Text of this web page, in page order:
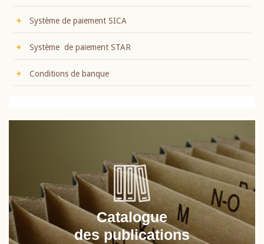
Système de paiement SICA
Système de paiement STAR
Conditions de banque
Catalogue
des publications